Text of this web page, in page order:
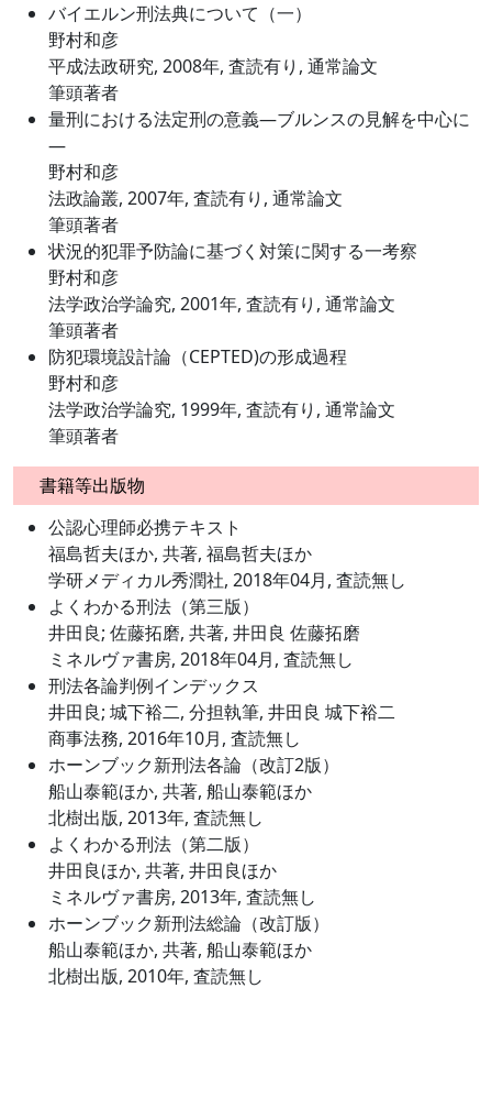
バイエルン刑法典について（一）
野村和彦
平成法政研究, 2008年, 査読有り, 通常論文
筆頭著者
量刑における法定刑の意義―ブルンスの見解を中心に
―
野村和彦
法政論叢, 2007年, 査読有り, 通常論文
筆頭著者
状況的犯罪予防論に基づく対策に関する一考察
野村和彦
法学政治学論究, 2001年, 査読有り, 通常論文
筆頭著者
防犯環境設計論（CEPTED)の形成過程
野村和彦
法学政治学論究, 1999年, 査読有り, 通常論文
筆頭著者
書籍等出版物
公認心理師必携テキスト
福島哲夫ほか, 共著, 福島哲夫ほか
学研メディカル秀潤社, 2018年04月, 査読無し
よくわかる刑法（第三版）
井田良; 佐藤拓磨, 共著, 井田良 佐藤拓磨
ミネルヴァ書房, 2018年04月, 査読無し
刑法各論判例インデックス
井田良; 城下裕二, 分担執筆, 井田良 城下裕二
商事法務, 2016年10月, 査読無し
ホーンブック新刑法各論（改訂2版）
船山泰範ほか, 共著, 船山泰範ほか
北樹出版, 2013年, 査読無し
よくわかる刑法（第二版）
井田良ほか, 共著, 井田良ほか
ミネルヴァ書房, 2013年, 査読無し
ホーンブック新刑法総論（改訂版）
船山泰範ほか, 共著, 船山泰範ほか
北樹出版, 2010年, 査読無し